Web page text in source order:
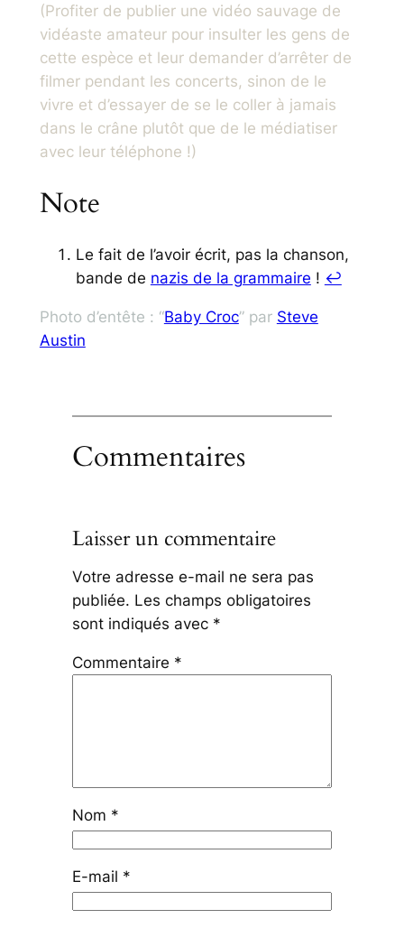
(Profiter de publier une vidéo sauvage de
vidéaste amateur pour insulter les gens de
cette espèce et leur demander d’arrêter de
filmer pendant les concerts, sinon de le
vivre et d’essayer de se le coller à jamais
dans le crâne plutôt que de le médiatiser
avec leur téléphone !)
Note
Le fait de l’avoir écrit, pas la chanson,
bande de nazis de la grammaire ! ↩︎
Photo d’entête : “Baby Croc” par Steve
Austin
Commentaires
Laisser un commentaire
Votre adresse e-mail ne sera pas
publiée. Les champs obligatoires
sont indiqués avec *
Commentaire *
Nom *
E-mail *